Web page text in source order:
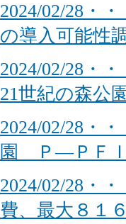
2024/02/28・
の導入可能性
2024/02/28・
21世紀の森公
2024/02/28・
園 Ｐ―ＰＦ
2024/02/28・
費、最大８１